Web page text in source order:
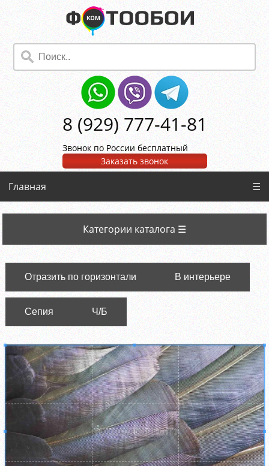
8 (929) 777-41-81
Звонок по России бесплатный
Заказать звонок
Главная ☰
Категории каталога ☰
Отразить по горизонтали В интерьере
Сепия Ч/Б